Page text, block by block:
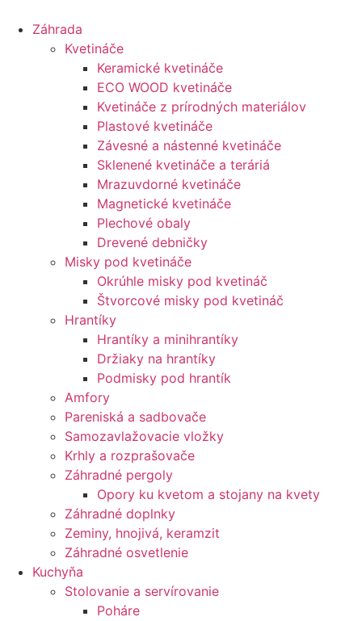
Záhrada
Kvetináče
Keramické kvetináče
ECO WOOD kvetináče
Kvetináče z prírodných materiálov
Plastové kvetináče
Závesné a nástenné kvetináče
Sklenené kvetináče a teráriá
Mrazuvdorné kvetináče
Magnetické kvetináče
Plechové obaly
Drevené debničky
Misky pod kvetináče
Okrúhle misky pod kvetináč
Štvorcové misky pod kvetináč
Hrantíky
Hrantíky a minihrantíky
Držiaky na hrantíky
Podmisky pod hrantík
Amfory
Pareniská a sadbovače
Samozavlažovacie vložky
Krhly a rozprašovače
Záhradné pergoly
Opory ku kvetom a stojany na kvety
Záhradné doplnky
Zeminy, hnojivá, keramzit
Záhradné osvetlenie
Kuchyňa
Stolovanie a servírovanie
Poháre